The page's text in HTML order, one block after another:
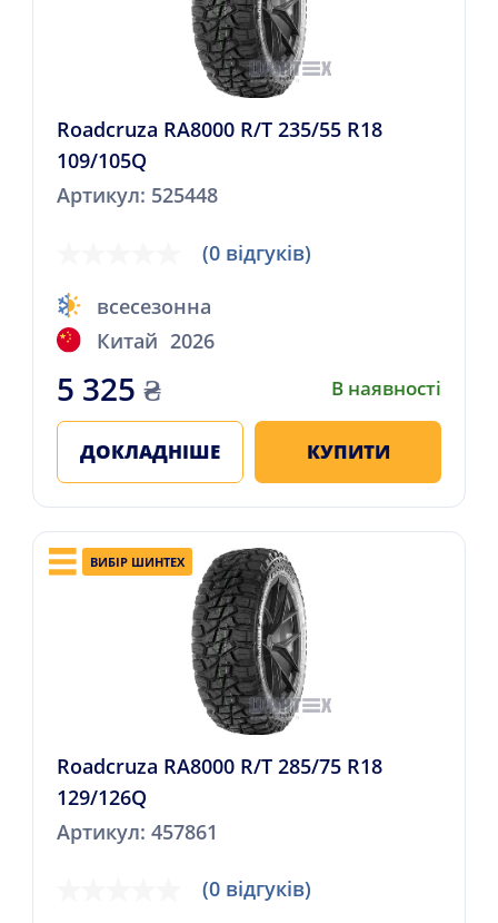
Roadcruza RA8000 R/T 235/55 R18
109/105Q
Артикул: 525448
(0 відгуків)
всесезонна
Китай 2026
5 325 ₴ В наявності
ДОКЛАДНІШЕ КУПИТИ
ВИБІР ШИНТЕХ
Roadcruza RA8000 R/T 285/75 R18
129/126Q
Артикул: 457861
(0 відгуків)